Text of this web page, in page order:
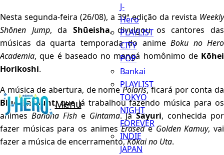
Menu
J-
Hero
PLAYLIST
CITY
POP
Bankai
PLAYLIST
TOKYO
NIGHT
FOREVER
INDIE
JAPAN
Nesta segunda-feira (26/08), a 39ª edição da revista Weekly
Shōnen Jump, da Shūeisha, divulgou os cantores das
músicas da quarta temporada do anime Boku no Hero
Academia, que é baseado no mangá homônimo de Kōhei
Horikoshi.
A música de abertura, de nomePolaris, ficará por conta da
Blue Encount, que já trabalhou fazendo música para os
animes Banana Fishe Gintama. JáSayuri, conhecida por
fazer músicas para os animesErasedeGolden Kamuy, vai
fazer a música de encerramento,Kōkai no Uta.